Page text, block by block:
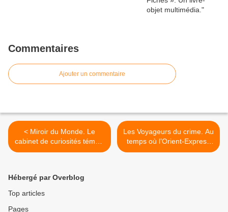
Commentaires
Ajouter un commentaire
< Miroir du Monde. Le
cabinet de curiosités témoin
du temps.
Les Voyageurs du crime. Au
temps où l’Orient-Express
s’appelait l’Express
Hébergé par Overblog
Top articles
Pages